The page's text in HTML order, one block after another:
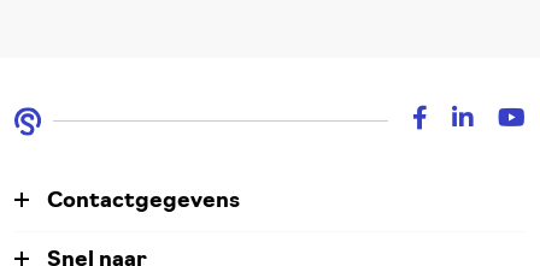
Contactgegevens
Snel naar